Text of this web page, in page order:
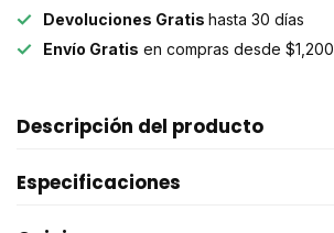
Devoluciones Gratis hasta 30 días
Envío Gratis en compras desde $1,200
Descripción del producto
Especificaciones